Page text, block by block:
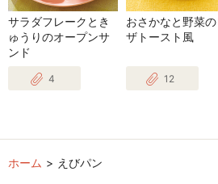
サラダフレークとき
ゅうりのオープンサ
ンド
4
おさかなと野菜
ザトースト風
12
ホーム えびパン